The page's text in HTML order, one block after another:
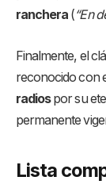
ranchera (“En
Finalmente, el
reconocido con
radiospor su
permanente
Lista